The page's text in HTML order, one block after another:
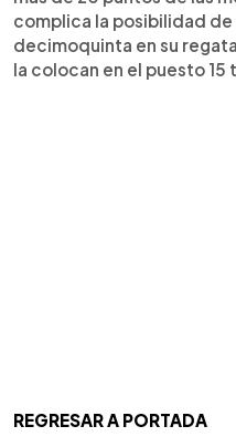
complica la posibilidad
decimoquinta en su
la colocan en el puesto 15
REGRESAR A PORTADA